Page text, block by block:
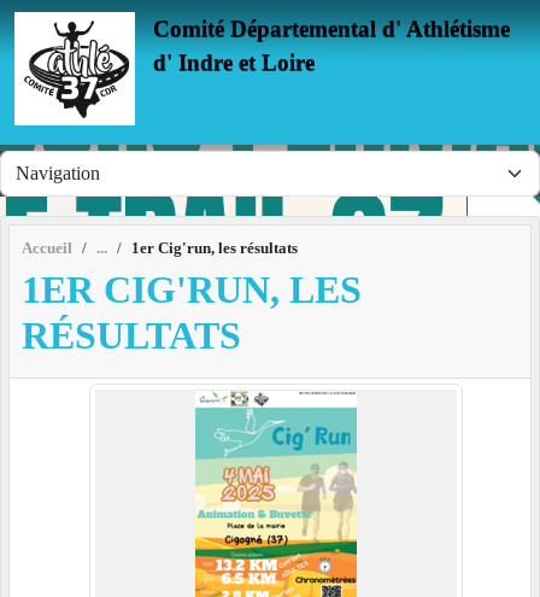
Comité Départemental d' Athlétisme
d' Indre et Loire
Accueil 1er Cig'run, les résultats
1ER CIG'RUN, LES
RÉSULTATS
Panneau de gestion des cookies